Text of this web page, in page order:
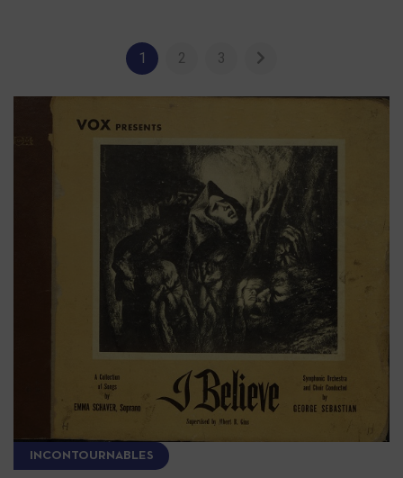
1 2 3
INCONTOURNABLES